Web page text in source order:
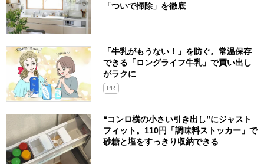
「ついで掃除」を徹底
「牛乳がもうない！」を防ぐ。常温保存
できる「ロングライフ牛乳」で買い出し
がラクに
PR
“コンロ横の小さい引き出し”にジャスト
フィット。110円「調味料ストッカー」で
砂糖と塩をすっきり収納できる